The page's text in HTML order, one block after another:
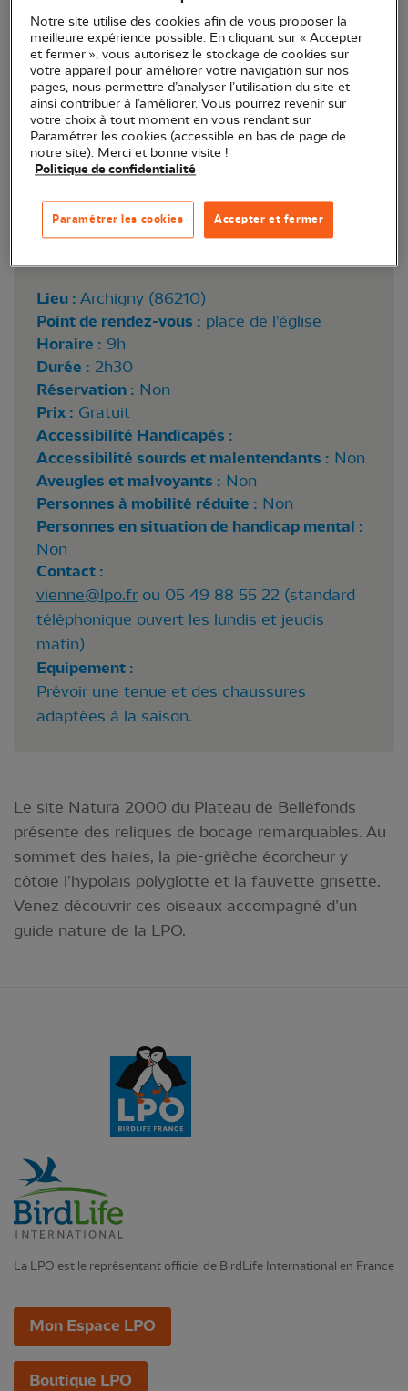
Découvrez les oiseaux du plateau de Bellefonds.
Fauvette grisette © Alain B.
Lieu : Archigny (86210)
Point de rendez-vous : place de l'église
Horaire : 9h
Durée : 2h30
Réservation : Non
Prix : Gratuit
Accessibilité Handicapés :
Accessibilité sourds et malentendants : Non
Aveugles et malvoyants : Non
Personnes à mobilité réduite : Non
Personnes en situation de handicap mental :
Non
Contact :
vienne@lpo.fr ou 05 49 88 55 22 (standard
téléphonique ouvert les lundis et jeudis
matin)
Equipement :
Prévoir une tenue et des chaussures
adaptées à la saison.
Le site Natura 2000 du Plateau de Bellefonds
présente des reliques de bocage remarquables. Au
sommet des haies, la pie-grièche écorcheur y
côtoie l’hypolaïs polyglotte et la fauvette grisette.
Venez découvrir ces oiseaux accompagné d’un
guide nature de la LPO.
La LPO est le représentant officiel de BirdLife International en France
Mon Espace LPO
Boutique LPO
Notre site utilise des cookies afin de vous proposer la
meilleure expérience possible. En cliquant sur « Accepter
et fermer », vous autorisez le stockage de cookies sur
votre appareil pour améliorer votre navigation sur nos
pages, nous permettre d’analyser l’utilisation du site et
ainsi contribuer à l’améliorer. Vous pourrez revenir sur
votre choix à tout moment en vous rendant sur
Paramétrer les cookies (accessible en bas de page de
notre site). Merci et bonne visite !
Politique de confidentialité
Accepter et fermer
Paramétrer les cookies